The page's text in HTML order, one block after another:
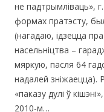
не падтрымліваць»,
формах пратэсту,
(нагадаю, ідзецца
насельніцтва –
мяркую, пасля 64
надалей зніжаецца).
«паказу дулі ў
2010-м…